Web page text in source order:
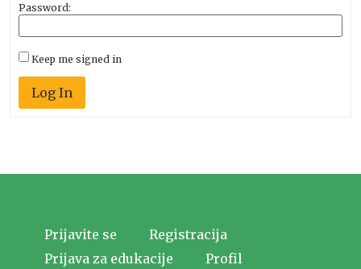
Password:
Keep me signed in
Log In
Prijavite se
Registracija
Prijava za edukacije
Profil